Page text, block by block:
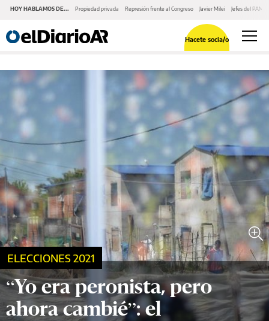
HOY HABLAMOS DE... Propiedad privada Represión frente al Congreso Javier Milei Jefes del PAMI
Hacete socia/o
ELECCIONES 2021
“Yo era peronista, pero
ahora cambié”: el